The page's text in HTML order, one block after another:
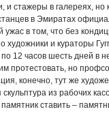
и стажеры в галереях,
в Эмиратах
ужас в том, что без
художники и кураторы
12 часов шесть дней в
протестовать, но
конечно, тут же
из рабочих
ставить –